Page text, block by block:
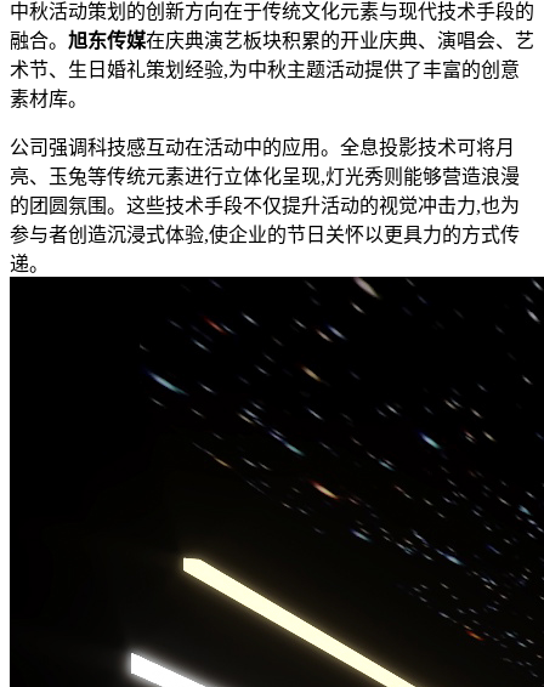
中秋活动策划的创新方向在于传统文化元素与现代技术手段的
融合。 旭东传媒在庆典演艺板块积累的开业庆典、演唱会、艺
术节、生日婚礼策划经验,为中秋主题活动提供了丰富的创意
素材库。
公司强调科技感互动在活动中的应用。全息投影技术可将月
亮、玉兔等传统元素进行立体化呈现,灯光秀则能够营造浪漫
的团圆氛围。这些技术手段不仅提升活动的视觉冲击力,也为
参与者创造沉浸式体验,使企业的节日关怀以更具力的方式传
递。